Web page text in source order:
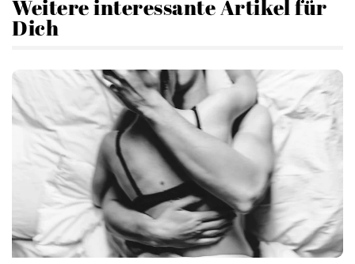
Weitere interessante Artikel für
Dich